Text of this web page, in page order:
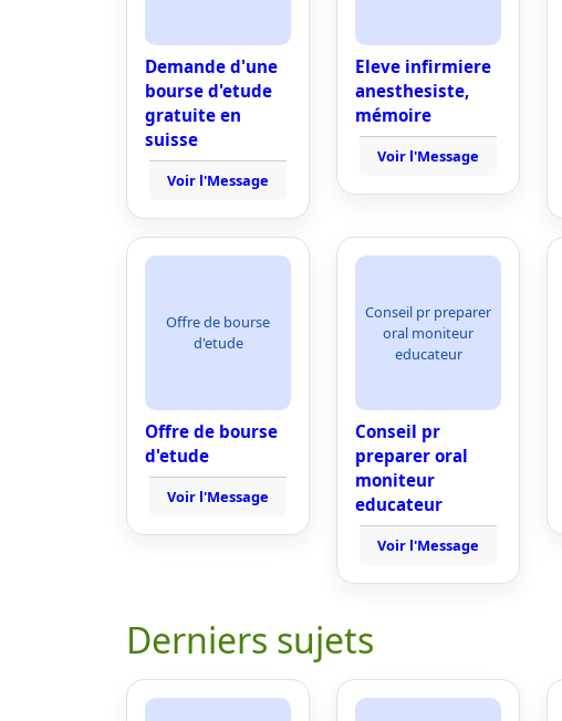
Demande d'une
bourse d'etude
gratuite en
suisse
Voir l'Message
Eleve infirmiere
anesthesiste,
mémoire
Voir l'Message
Offre de bourse
d'etude
Offre de bourse
d'etude
Voir l'Message
Conseil pr preparer
oral moniteur
educateur
Conseil pr
preparer oral
moniteur
educateur
Voir l'Message
Derniers sujets